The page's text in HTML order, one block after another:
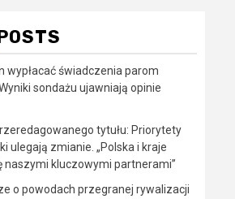
wypłacać świadczenia parom
sondażu ujawniają opinie
tytułu: Priorytety
ulegają zmianie. „Polska i kraje
naszymi kluczowymi partnerami”
o powodach przegranej rywalizacji